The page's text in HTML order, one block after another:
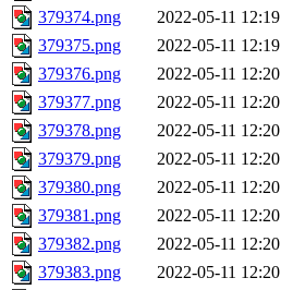
379374.png
2022-05-11 12:19
379375.png
2022-05-11 12:19
379376.png
2022-05-11 12:20
379377.png
2022-05-11 12:20
379378.png
2022-05-11 12:20
379379.png
2022-05-11 12:20
379380.png
2022-05-11 12:20
379381.png
2022-05-11 12:20
379382.png
2022-05-11 12:20
379383.png
2022-05-11 12:20